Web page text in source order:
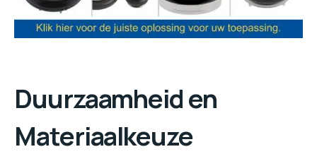
Duurzaamheid en
Materiaalkeuze